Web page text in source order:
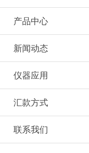
产品中心
新闻动态
仪器应用
汇款方式
联系我们